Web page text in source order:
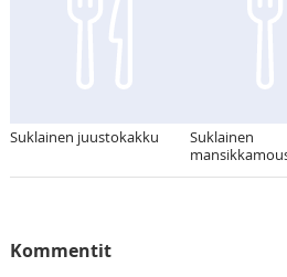
Suklainen juustokakku
Suklainen
Kommentit